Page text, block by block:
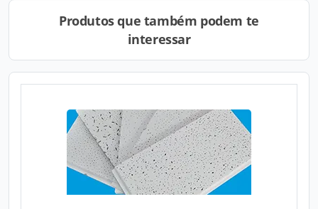
Produtos que também podem te
interessar